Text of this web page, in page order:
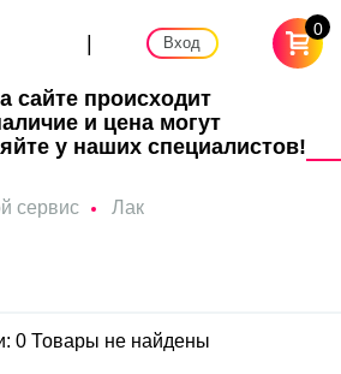
| Вход
0
сайте происходит
и цена могут
у наших специалистов!
сервис Лак
0 Товары не найдены